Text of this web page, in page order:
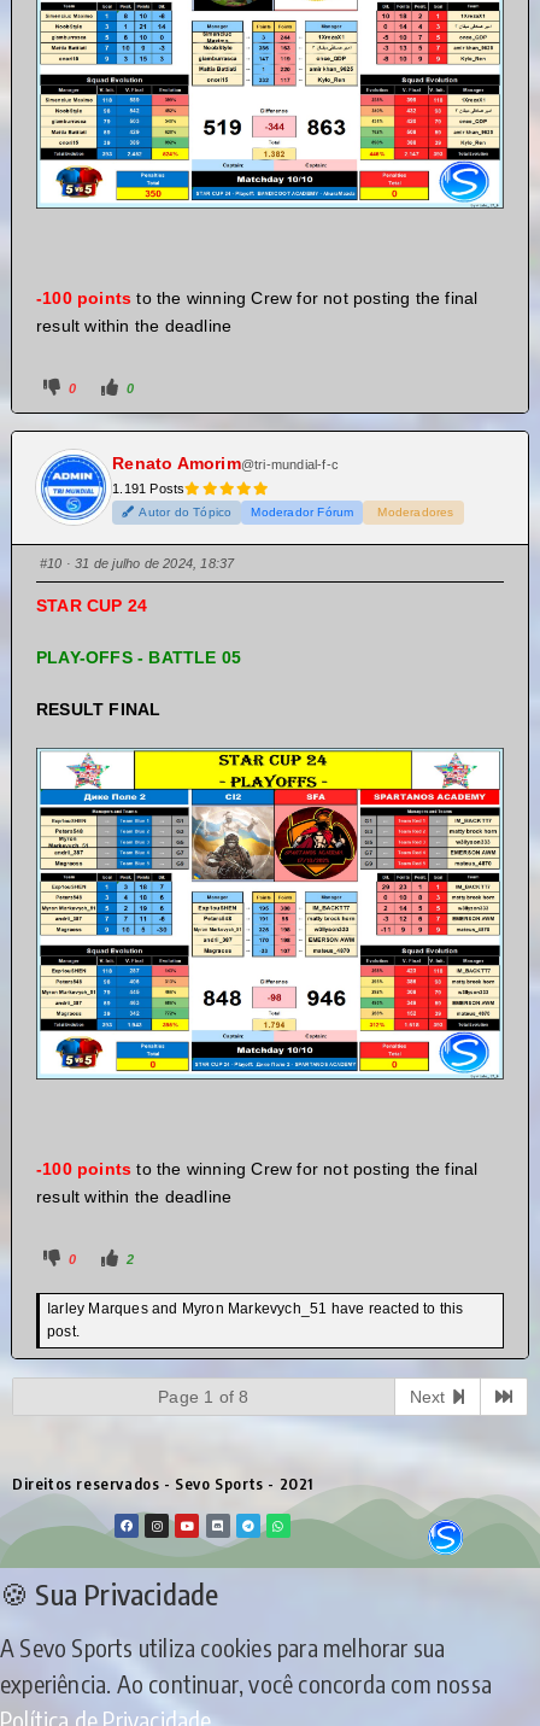
-100 points to the winning Crew for not posting the final
result within the deadline
0 0
Renato Amorim@tri-mundial-f-c
1.191 Posts
Autor do Tópico Moderador Fórum Moderadores
#10 · 31 de julho de 2024, 18:37
STAR CUP 24
PLAY-OFFS - BATTLE 05
RESULT FINAL
-100 points to the winning Crew for not posting the final
result within the deadline
0 2
Iarley Marques and Myron Markevych_51 have reacted to this
post.
Page 1 of 8 Next
Direitos reservados - Sevo Sports - 2021
🍪 Sua Privacidade
A Sevo Sports utiliza cookies para melhorar sua
experiência. Ao continuar, você concorda com nossa
Política de Privacidade